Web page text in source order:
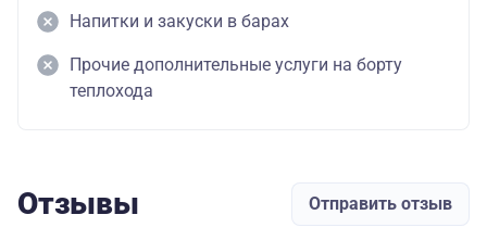
Напитки и закуски в барах
Прочие дополнительные услуги на борту
теплохода
Отзывы Отправить отзыв